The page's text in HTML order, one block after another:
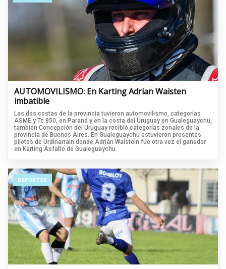
AUTOMOVILISMO: En Karting Adrian Waisten
imbatible
Las dos costas de la provincia tuvieron automovilismo, categorías
ASME y Tc 850, en Paraná y en la costa del Uruguay en Gualeguaychu,
también Concepción del Uruguay recibió categorías zonales de la
provincia de Buenos Aires. En Gualeguaychu estuvieron presentes
pilotos de Urdinarrain donde Adrián Waistein fue otra vez el ganador
en Karting Asfalto de Gualeguaychu.
DEPORTES